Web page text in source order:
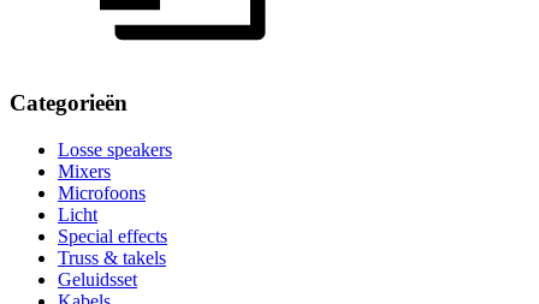
Categorieën
Losse speakers
Mixers
Microfoons
Licht
Special effects
Truss & takels
Geluidsset